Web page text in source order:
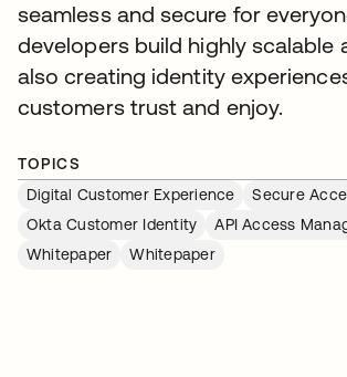
seamless and secure for
developers build highly scalable
also creating identity
customers trust and enjoy.
TOPICS
Digital Customer Experience
Secure
Okta Customer Identity
API Access
Whitepaper
Whitepaper